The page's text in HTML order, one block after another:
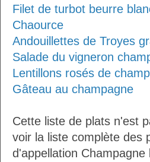
Filet de turbot beurre
Chaource
Andouillettes de Troyes
Salade du vigneron
Lentillons rosés de
Gâteau au champagne
Cette liste de plats n'est
voir la liste complète des
d'appellation Champagne